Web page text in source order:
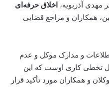
آذربویه، اخلاق حرفه‌ای
همکاران و مراجع قضایی
و مدارک موکل و عدم
تخطی کاری اوست که این
و همکاران مورد تأکید قرار